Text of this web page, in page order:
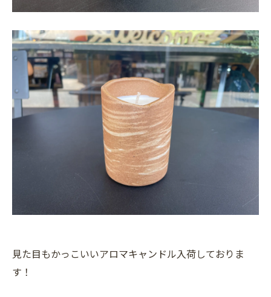
見た目もかっこいいアロマキャンドル入荷しておりま
す！